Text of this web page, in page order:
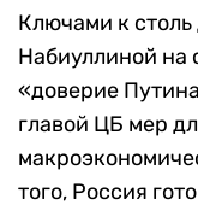
Ключами к
Набиуллиной на
«доверие
главой ЦБ мер
того, Россия